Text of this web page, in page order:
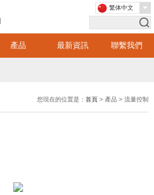
產品 最新資訊 聯繫我們
繁体中文
您現在的位置是：首頁 > 產品 > 流量控制